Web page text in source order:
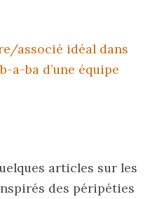
articles sur les
des péripéties